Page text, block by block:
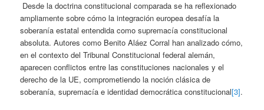
Desde la doctrina constitucional comparada se ha reflexionado
ampliamente sobre cómo la integración europea desafía la
soberanía estatal entendida como supremacía constitucional
absoluta. Autores como Benito Aláez Corral han analizado cómo,
en el contexto del Tribunal Constitucional federal alemán,
aparecen conflictos entre las constituciones nacionales y el
derecho de la UE, comprometiendo la noción clásica de
soberanía, supremacía e identidad democrática constitucional[3].